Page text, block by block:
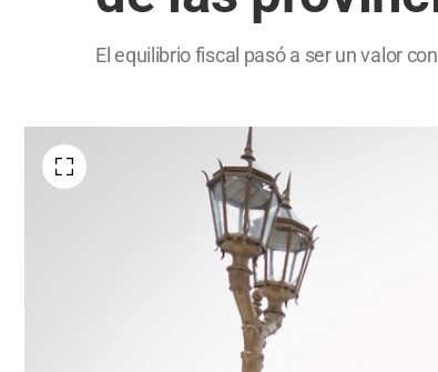
El equilibrio fiscal pasó a ser un valor